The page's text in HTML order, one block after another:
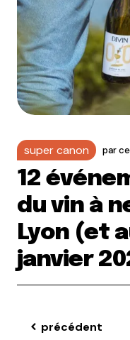
super canon par
12
du vin à
Lyon (et
janvier
précédent